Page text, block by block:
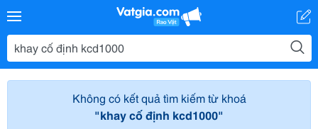
Không có kết quả tìm kiếm từ khoá
"khay cố định kcd1000"